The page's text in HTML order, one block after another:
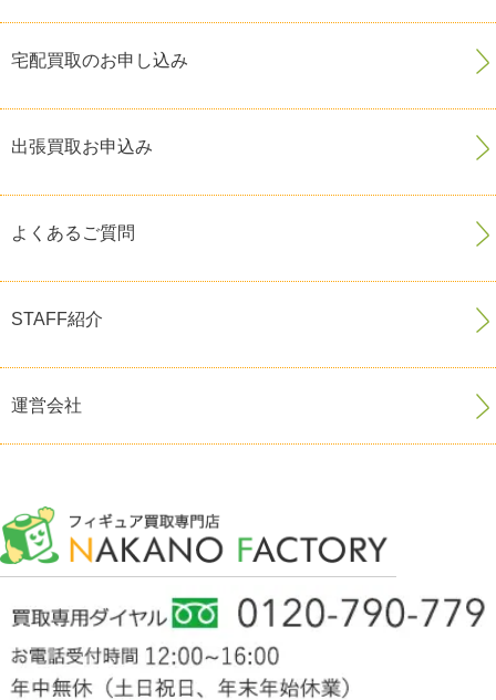
宅配買取のお申し込み
出張買取お申込み
よくあるご質問
STAFF紹介
運営会社